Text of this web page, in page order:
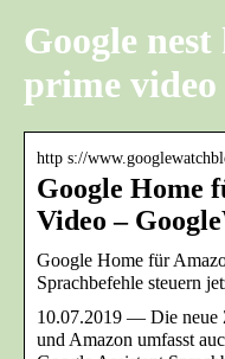
Google
prime video
http s://
Google Home
Video –
Google Home für
Sprachbefehle steuern
10.07.2019 — Die neue
und Amazon umfasst